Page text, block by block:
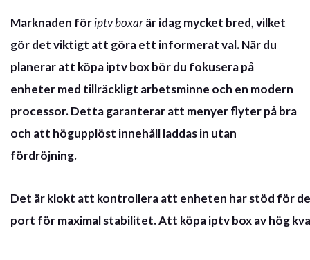
Marknaden föriptv boxarär idag mycket bred, vilket
gör det viktigt att göra ett informerat val. När du
planerar att köpa iptv boxbör du fokusera på
enheter med tillräckligt arbetsminne och en modern
processor. Detta garanterar att menyer flyter på bra
och att högupplöst innehåll laddas in utan
fördröjning.
Det är klokt att kontrollera att enheten har stöd för
port för maximal stabilitet. Att köpa iptv boxav hög